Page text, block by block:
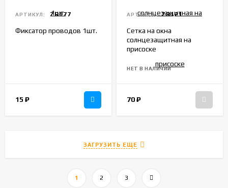
АРТИКУЛ: ZR177
Фиксатор проводов 1шт.
15 ₽
АРТИКУЛ: ZR121
Сетка на окна
солнцезащитная на
присоске
НЕТ В НАЛИЧИИ
70₽
ЗАГРУЗИТЬ ЕЩЕ
1 2 3